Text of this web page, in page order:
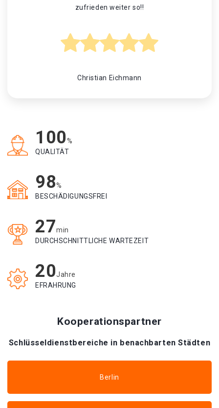
zufrieden weiter so!!
Christian Eichmann
100%
QUALITÄT
98%
BESCHÄDIGUNGSFREI
27min
DURCHSCHNITTLICHE WARTEZEIT
20Jahre
EFRAHRUNG
Kooperationspartner
Schlüsseldienstbereiche in benachbarten Städten
Berlin